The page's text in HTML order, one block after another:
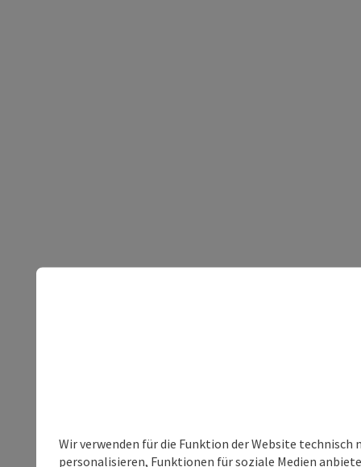
Wir verwenden für die Funktion der Website
personalisieren, Funktionen für soziale Medien